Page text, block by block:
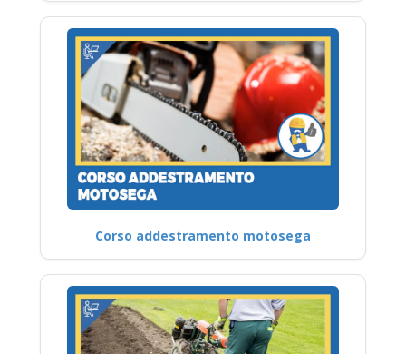
Corso addestramento motosega